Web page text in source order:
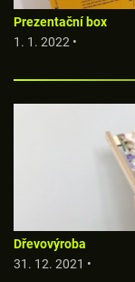
Prezentační box
1. 1. 2022 •
Dřevovýroba
31. 12. 2021 •